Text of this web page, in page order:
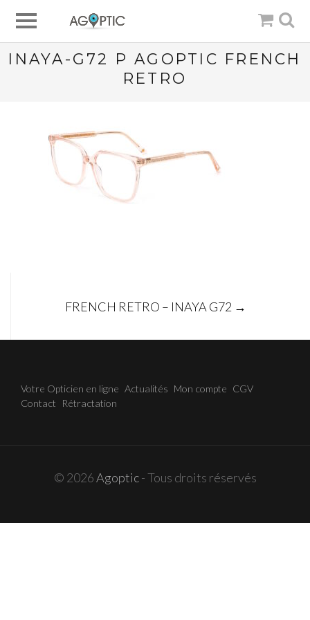
INAYA-G72 P AGOPTIC FRENCH
RETRO
FRENCH RETRO – INAYA G72 →
Votre Opticien en ligne Actualités Mon compte CGV
Contact
Rétractation
© 2026Agoptic- Tous droits réservés